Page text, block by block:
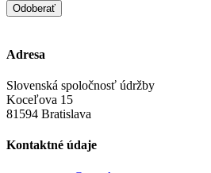
Odoberať
Adresa
Slovenská spoločnosť údržby
Koceľova 15
81594 Bratislava
Kontaktné údaje